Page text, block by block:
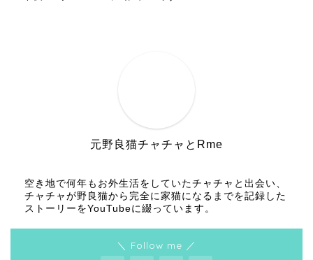
元野良猫チャチャとRme
空き地で何年もお外生活をしていたチャチャと出会い、
チャチャが野良猫から完全に家猫になるまでを記録した
ストーリーをYouTubeに綴っています。
＼ Follow me ／